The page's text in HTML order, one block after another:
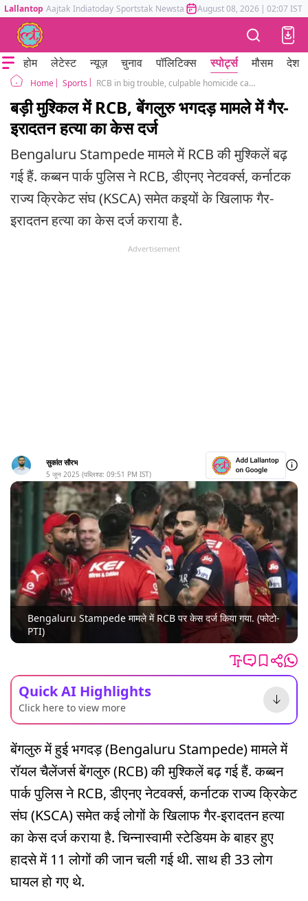
Lallantop Aajtak Indiatoday Sportstak Newstak Mumbai Tak Astrotak
August 08, 2026 | 02:07 IST
होम लेटेस्ट न्यूज़ चुनाव पॉलिटिक्स स्पोर्ट्स मौसम देश
Home Sports RCB in big trouble, culpable homicide case filed against team amid Bengaluru Stampede
बड़ी मुश्किल में RCB, बेंगलुरु भगदड़ मामले में गैर-
इरादतन हत्या का केस दर्ज
Bengaluru Stampede मामले में RCB की मुश्किलें बढ़
गई हैं. कब्बन पार्क पुलिस ने RCB, डीएनए नेटवर्क्स, कर्नाटक
राज्य क्रिकेट संघ (KSCA) समेत कइयों के खिलाफ गैर-
इरादतन हत्या का केस दर्ज कराया है.
Advertisement
सुकांत सौरभ
5 जून 2025 (पब्लिश्ड: 09:51 PM IST)
Bengaluru Stampede मामले में RCB पर केस दर्ज किया गया. (फोटो-
PTI)
Quick AI Highlights
Click here to view more
बेंगलुरु में हुई भगदड़ (Bengaluru Stampede) मामले में
रॉयल चैलेंजर्स बेंगलुरु (RCB) की मुश्किलें बढ़ गई हैं. कब्बन
पार्क पुलिस ने RCB, डीएनए नेटवर्क्स, कर्नाटक राज्य क्रिकेट
संघ (KSCA) समेत कई लोगों के खिलाफ गैर-इरादतन हत्या
का केस दर्ज कराया है. चिन्नास्वामी स्टेडियम के बाहर हुए
हादसे में 11 लोगों की जान चली गई थी. साथ ही 33 लोग
घायल हो गए थे.